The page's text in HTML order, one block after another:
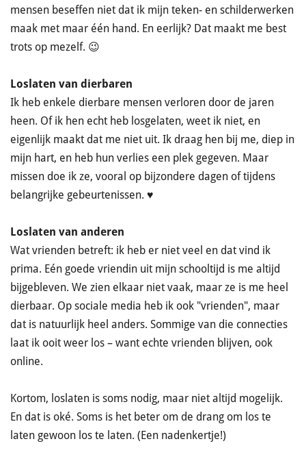
mensen beseffen niet dat ik mijn teken- en schilderwerken
maak met maar één hand. En eerlijk? Dat maakt me best
trots op mezelf. 😉
Loslaten van dierbaren
Ik heb enkele dierbare mensen verloren door de jaren
heen. Of ik hen echt heb losgelaten, weet ik niet, en
eigenlijk maakt dat me niet uit. Ik draag hen bij me, diep in
mijn hart, en heb hun verlies een plek gegeven. Maar
missen doe ik ze, vooral op bijzondere dagen of tijdens
belangrijke gebeurtenissen. ♥
Loslaten van anderen
Wat vrienden betreft: ik heb er niet veel en dat vind ik
prima. Eén goede vriendin uit mijn schooltijd is me altijd
bijgebleven. We zien elkaar niet vaak, maar ze is me heel
dierbaar. Op sociale media heb ik ook "vrienden", maar
dat is natuurlijk heel anders. Sommige van die connecties
laat ik ooit weer los – want echte vrienden blijven, ook
online.
Kortom, loslaten is soms nodig, maar niet altijd mogelijk.
En dat is oké. Soms is het beter om de drang om los te
laten gewoon los te laten. (Een nadenkertje!)